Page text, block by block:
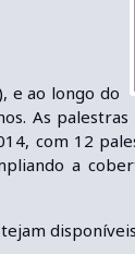
e ao longo do
As
com 12
a